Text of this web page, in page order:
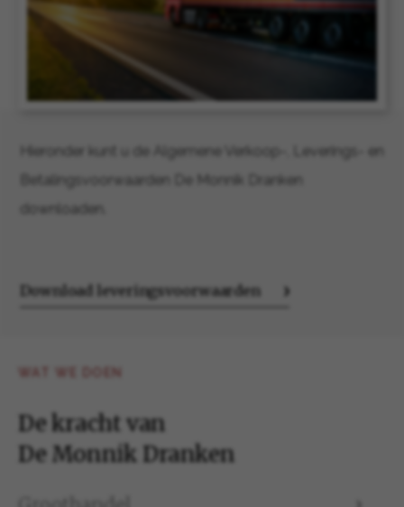
De kracht van
De Monnik Dranken
Hieronder kunt u de Algemene Verkoop-, Leverings- en
Betalingsvoorwaarden De Monnik Dranken
downloaden.
Download leveringsvoorwaarden